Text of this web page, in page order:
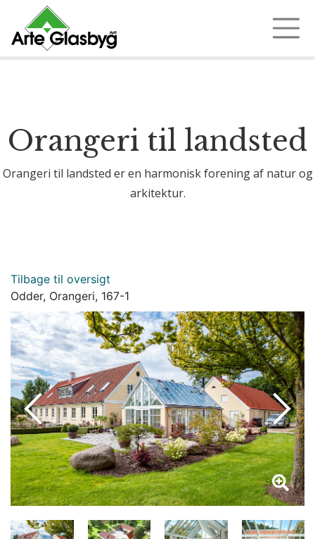
Orangeri til landsted
Orangeri til landsted er en harmonisk forening af natur og
arkitektur.
Tilbage til oversigt
Odder, Orangeri, 167-1